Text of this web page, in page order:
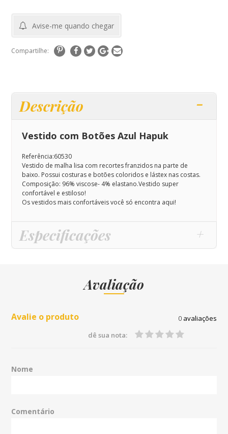
Avise-me quando chegar
Compartilhe:
Descrição
Vestido com Botões Azul Hapuk
Referência:60530
Vestido de malha lisa com recortes franzidos na parte de
baixo. Possui costuras e botões coloridos e lástex nas costas.
Composição: 96% viscose- 4% elastano.Vestido super
confortável e estiloso!
Os vestidos mais confortáveis você só encontra aqui!
Especificações
Avaliação
Avalie o produto 0avaliações
dê sua nota:
Nome
Comentário